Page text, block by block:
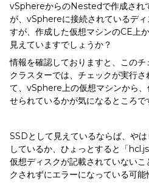
vSphereからのNestedで作成され
が、vSphereに接続されているデ
すが、作成した仮想マシンのCE上
見えていますでしょうか？
情報を確認しておりますと、この
クラスターでは、チェックが実行
て、vSphere上の仮想マシンから
せられているかが気になるところで
SSDとして見えているならば、や
しているか、ひょっとすると「
仮想ディスクが記載されていない
クされずにエラーになっている可能